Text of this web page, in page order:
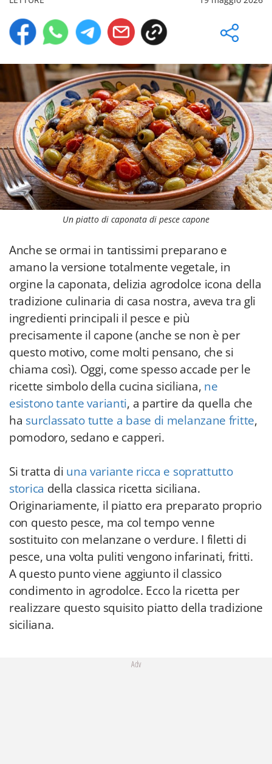
Un piatto di caponata di pesce capone
Anche se ormai in tantissimi preparano e
amano la versione totalmente vegetale, in
orgine la caponata, delizia agrodolce icona della
tradizione culinaria di casa nostra, aveva tra gli
ingredienti principali il pesce e più
precisamente il capone (anche se non è per
questo motivo, come molti pensano, che si
chiama così). Oggi, come spesso accade per le
ricette simbolo della cucina siciliana, ne
esistono tante varianti, a partire da quella che
ha surclassato tutte a base di melanzane fritte,
pomodoro, sedano e capperi.
Si tratta di una variante ricca e soprattutto
storica della classica ricetta siciliana.
Originariamente, il piatto era preparato proprio
con questo pesce, ma col tempo venne
sostituito con melanzane o verdure. I filetti di
pesce, una volta puliti vengono infarinati, fritti.
A questo punto viene aggiunto il classico
condimento in agrodolce. Ecco la ricetta per
realizzare questo squisito piatto della tradizione
siciliana.
Adv